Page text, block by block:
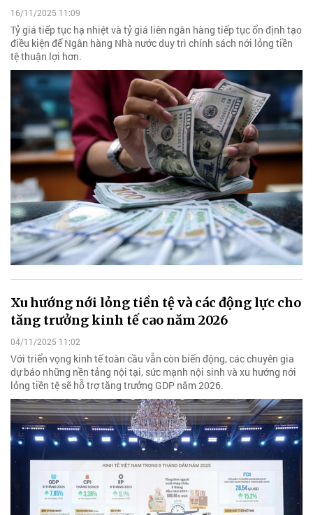
16/11/2025 11:09
Tỷ giá tiếp tục hạ nhiệt và tỷ giá liên ngân hàng tiếp tục ổn định tạo
điều kiện để Ngân hàng Nhà nước duy trì chính sách nới lỏng tiền
tệ thuận lợi hơn.
Xu hướng nới lỏng tiền tệ và các động lực cho
tăng trưởng kinh tế cao năm 2026
04/11/2025 11:02
Với triển vọng kinh tế toàn cầu vẫn còn biến động, các chuyên gia
dự báo những nền tảng nội tại, sức mạnh nội sinh và xu hướng nới
lỏng tiền tệ sẽ hỗ trợ tăng trưởng GDP năm 2026.